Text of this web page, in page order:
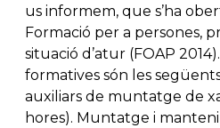
us informem, que s’ha
Formació per a persones,
situació d’atur (FOAP
formatives són les
auxiliars de muntatge de
hores). Muntatge i